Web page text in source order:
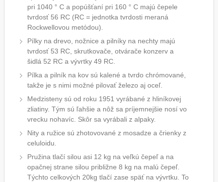
pri 1040 ° C a popúšťaní pri 160 ° C majú čepele
tvrdosť 56 RC (RC = jednotka tvrdosti meraná
Rockwellovou metódou).
Pílky na drevo, nožnice a pilníky na nechty majú
tvrdosť 53 RC, skrutkovače, otvárače konzerv a
šidlá 52 RC a vývrtky 49 RC.
Pílka a pilník na kov sú kalené a tvrdo chrómované,
takže je s nimi možné pilovať železo aj oceľ.
Medzisteny sú od roku 1951 vyrábané z hliníkovej
zliatiny. Tým sú ľahšie a nôž sa príjemnejšie nosí vo
vrecku nohavíc. Skôr sa vyrábali z alpaky.
Nity a ružice sú zhotovované z mosadze a črienky z
celuloidu.
Pružina tlačí silou asi 12 kg na veľkú čepeľ a na
opačnej strane silou približne 8 kg na malú čepeľ.
Týchto celkových 20kg tlačí zase späť na vývrtku. To